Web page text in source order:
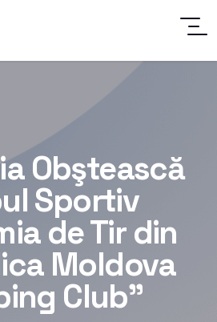
Obştească
Sportiv
de Tir din
Moldova
Club”